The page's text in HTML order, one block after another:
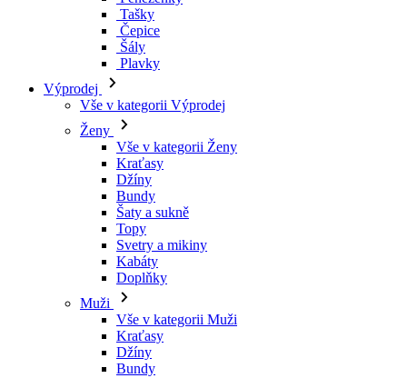
Tašky
Čepice
Šály
Plavky
Výprodej
Vše v kategorii Výprodej
Ženy
Vše v kategorii Ženy
Kraťasy
Džíny
Bundy
Šaty a sukně
Topy
Svetry a mikiny
Kabáty
Doplňky
Muži
Vše v kategorii Muži
Kraťasy
Džíny
Bundy